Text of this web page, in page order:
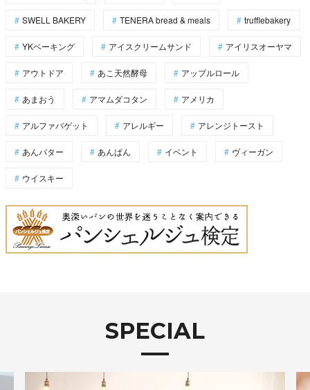
SWELL BAKERY TENERA bread & meals trufflebakery
YKベーキング アイスクリームサンド アイリスオーヤマ
アウトドア あこ天然酵母 アップルロール
あまおう アマムダコタン アメリカ
アルファバゲット アレルギー アレンジトースト
あんバター あんぱん イベント ヴィーガン
ウイスキー
SPECIAL